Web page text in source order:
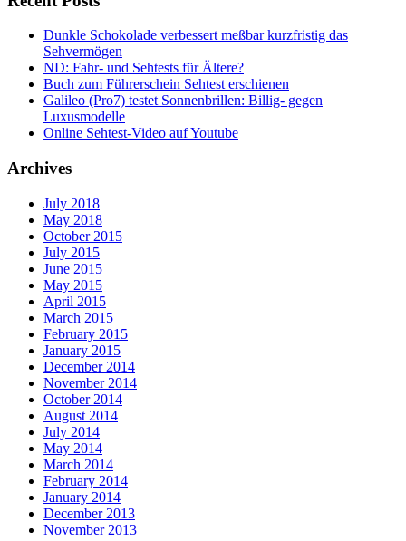
Dunkle Schokolade verbessert meßbar kurzfristig das
Sehvermögen
ND: Fahr- und Sehtests für Ältere?
Buch zum Führerschein Sehtest erschienen
Galileo (Pro7) testet Sonnenbrillen: Billig- gegen
Luxusmodelle
Online Sehtest-Video auf Youtube
Archives
July 2018
May 2018
October 2015
July 2015
June 2015
May 2015
April 2015
March 2015
February 2015
January 2015
December 2014
November 2014
October 2014
August 2014
July 2014
May 2014
March 2014
February 2014
January 2014
December 2013
November 2013